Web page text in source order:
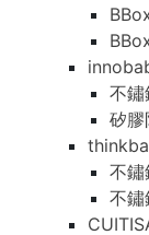
不鏽
矽膠
不鏽
不鏽